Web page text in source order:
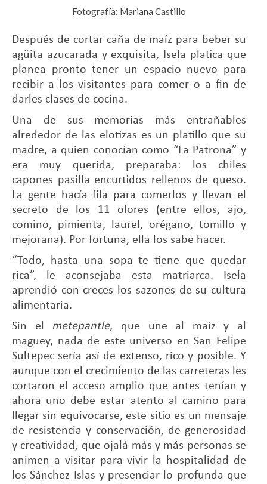
Fotografía: Mariana Castillo
Después de cortar caña de maíz para beber su
agüita azucarada y exquisita, Isela platica que
planea pronto tener un espacio nuevo para
recibir a los visitantes para comer o a fin de
darles clases de cocina.
Una de sus memorias más entrañables
alrededor de las elotizas es un platillo que su
madre, a quien conocían como “La Patrona” y
era muy querida, preparaba: los chiles
capones pasilla encurtidos rellenos de queso.
La gente hacía fila para comerlos y llevan el
secreto de los 11 olores (entre ellos, ajo,
comino, pimienta, laurel, orégano, tomillo y
mejorana). Por fortuna, ella los sabe hacer.
“Todo, hasta una sopa te tiene que quedar
rica”, le aconsejaba esta matriarca. Isela
aprendió con creces los sazones de su cultura
alimentaria.
Sin el metepantle, que une al maíz y al
maguey, nada de este universo en San Felipe
Sultepec sería así de extenso, rico y posible. Y
aunque con el crecimiento de las carreteras les
cortaron el acceso amplio que antes tenían y
ahora uno debe estar atento al camino para
llegar sin equivocarse, este sitio es un mensaje
de resistencia y conservación, de generosidad
y creatividad, que ojalá más y más personas se
animen a visitar para vivir la hospitalidad de
los Sánchez Islas y presenciar lo profunda que